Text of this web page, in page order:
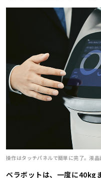
操作はタッチパネルで簡単に完了。液
ベラボットは、一度に40kg